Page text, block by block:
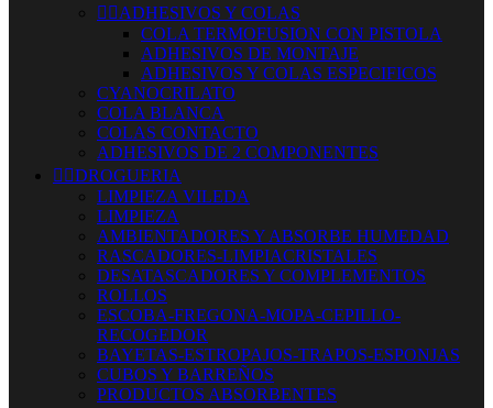
 ADHESIVOS Y COLAS
COLA TERMOFUSION CON PISTOLA
ADHESIVOS DE MONTAJE
ADHESIVOS Y COLAS ESPECIFICOS
CYANOCRILATO
COLA BLANCA
COLAS CONTACTO
ADHESIVOS DE 2 COMPONENTES
 DROGUERIA
LIMPIEZA VILEDA
LIMPIEZA
AMBIENTADORES Y ABSORBE HUMEDAD
RASCADORES-LIMPIACRISTALES
DESATASCADORES Y COMPLEMENTOS
ROLLOS
ESCOBA-FREGONA-MOPA-CEPILLO-
RECOGEDOR
BAYETAS-ESTROPAJOS-TRAPOS-ESPONJAS
CUBOS Y BARREÑOS
PRODUCTOS ABSORBENTES